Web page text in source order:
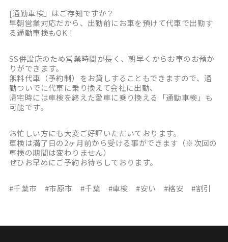
[通勤車検」はご存知ですか？
早朝営業対応だから、出勤前にお車を預けて代車で出勤す
る通勤車検もOK！
SS併設店のため営業時間が長く、朝早くからお車のお預か
りができます。
無料代車（予約制）をお貸しすることもできますので、通
勤ついでに代車に乗り換えて会社に出勤、
帰宅時には車検を終えた愛車に乗り換える「通勤車検」も
可能です。
お忙しい方にも大変ご好評いただいております。
車検は満了日の2ヶ月前から受ける事ができます（※次回の
車検の期間は変わりません）
ぜひお早めにご予約お待ちしております。
#千葉市 #市原市 #千葉 #車検 #安い #格安 #割引